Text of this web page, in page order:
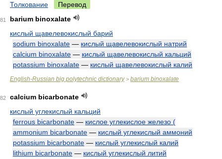
Толкование Перевод
81
barium binoxalate
кислый щавелевокислый барий
sodium binoxalate — кислый щавелевокислый натрий
calcium binoxalate — кислый щавелевокислый кальций
potassium binoxalate — кислый щавелевокислый калий
English-Russian big polytechnic dictionary> barium binoxalate
82
calcium bicarbonate
кислый углекислый кальций
ferrous bicarbonate — кислое углекислое железо (
ammonium bicarbonate — кислый углекислый аммоний
potassium bicarbonate — кислый углекислый калий
lithium bicarbonate — кислый углекислый литий